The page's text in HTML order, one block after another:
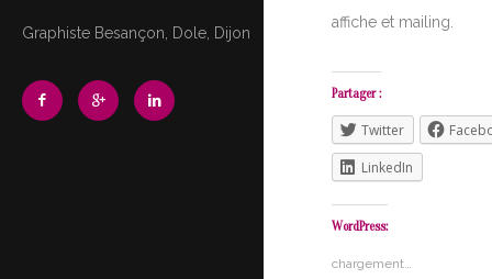
Graphiste Besançon, Dole, Dijon
affiche et mailing.
Partager :
Twitter
LinkedIn
WordPress:
chargement…